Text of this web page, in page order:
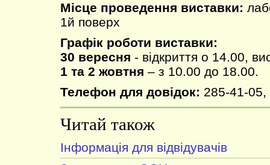
Місце проведення виставки:
1й поверх
Графік роботи виставки:
30 вересня - відкриття о 14.00,
1 та 2 жовтня – з 10.00 до 18.00.
Телефон для довідок: 285-41-
Читай також
Інформація для відвідувачів